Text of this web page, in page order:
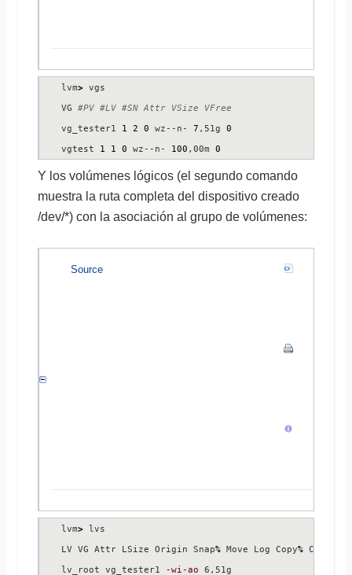
lvm> vgs
VG #PV #LV #SN Attr VSize VFree
vg_tester1 1 2 0 wz--n- 7 ,51g 0
vgtest 1 1 0 wz--n- 100 ,00m 0
Y los volúmenes lógicos (el segundo comando
muestra la ruta completa del dispositivo creado
/dev/*) con la asociación al grupo de volúmenes:
Source
lvm> lvs
LV VG Attr LSize Origin Snap% Move Log Copy% Convert
lv_root vg_tester1 -wi-ao 6,51g